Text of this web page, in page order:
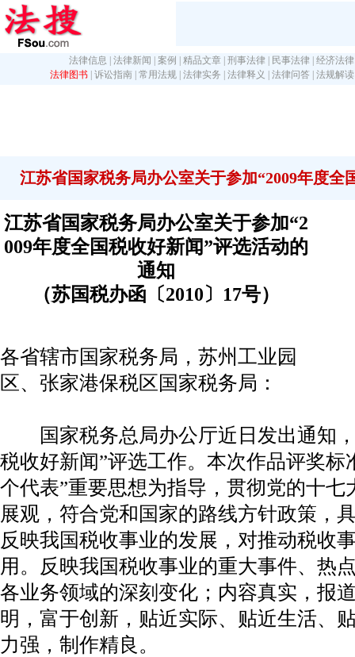
法律信息 法律新闻 案例 精品文章 刑事法律 民事法律 经济法律
法律图书 诉讼指南 常用法规 法律实务 法律释义 法律问答 法规解读
江苏省国家税务局办公室关于参加“2009年度全
江苏省国家税务局办公室关于参加“2
009年度全国税收好新闻”评选活动的
通知
（苏国税办函〔2010〕17号）
各省辖市国家税务局，苏州工业园
区、张家港保税区国家税务局：
国家税务总局办公厅近日发出通知，
税收好新闻”评选工作。本次作品评奖标
个代表”重要思想为指导，贯彻党的十
展观，符合党和国家的路线方针政策，
反映我国税收事业的发展，对推动税收
用。反映我国税收事业的重大事件、热
各业务领域的深刻变化；内容真实，报
明，富于创新，贴近实际、贴近生活、
力强，制作精良。